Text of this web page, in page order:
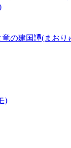
の建国譚(まおり
)